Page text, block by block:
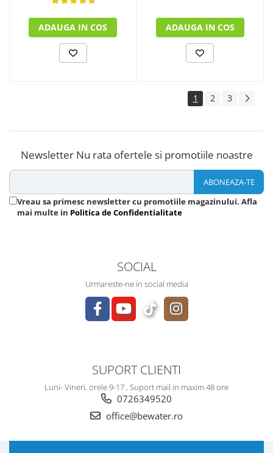
ADAUGA IN COS ADAUGA IN COS
1 2 3
Newsletter Nu rata ofertele si promotiile noastre
Vreau sa primesc newsletter cu promotiile magazinului. Afla
mai multe in Politica de Confidentialitate
SOCIAL
Urmareste-ne in social media
SUPORT CLIENTI
Luni- Vineri, orele 9-17 , Suport mail in maxim 48 ore
0726349520
office@bewater.ro